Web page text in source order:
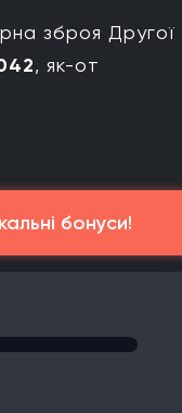
зброя Другої
, як-от
бонуси!